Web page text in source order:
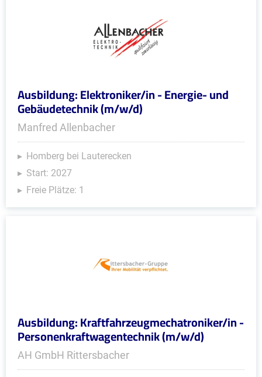
Ausbildung: Elektroniker/in - Energie- und
Gebäudetechnik (m/w/d)
Manfred Allenbacher
Homberg bei Lauterecken
Start: 2027
Freie Plätze: 1
Ausbildung: Kraftfahrzeugmechatroniker/in -
Personenkraftwagentechnik (m/w/d)
AH GmbH Rittersbacher